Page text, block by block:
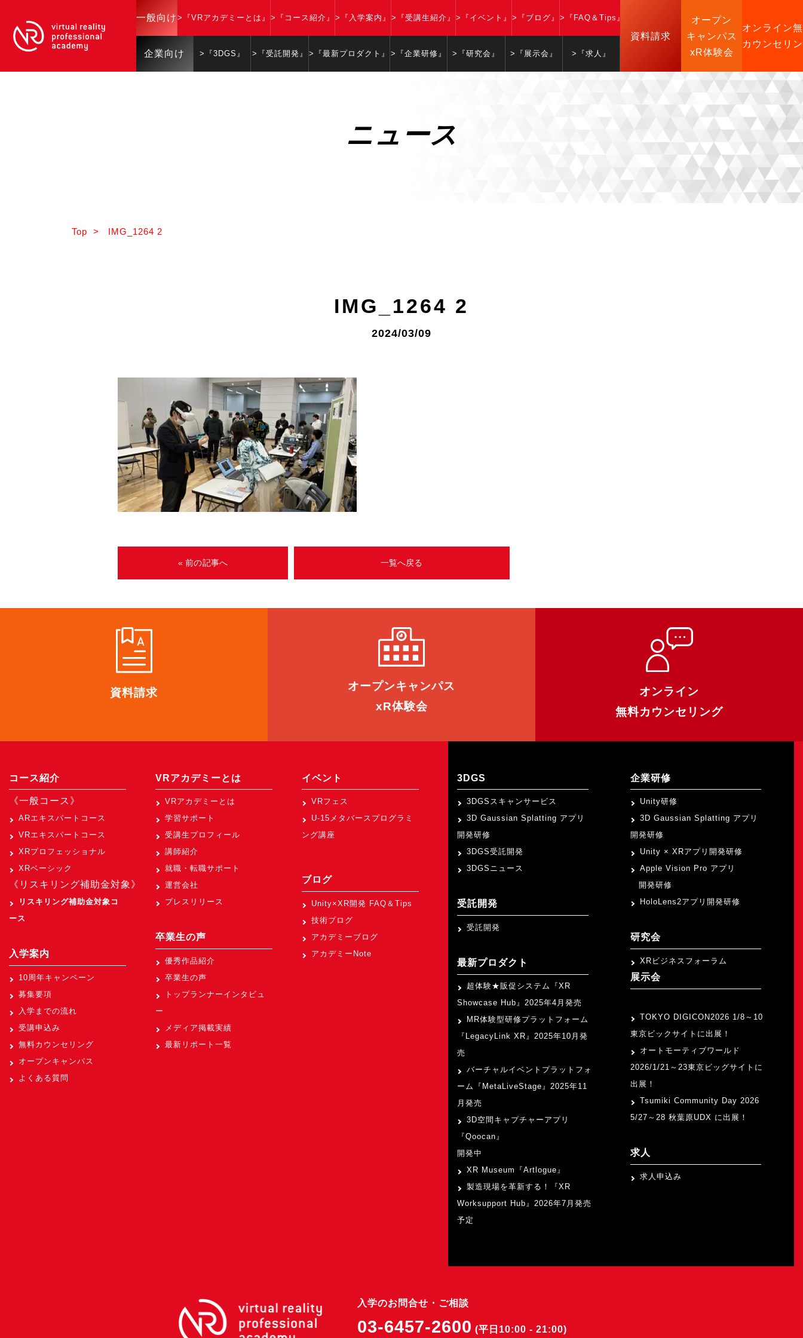
一般向け >『VRアカデミーとは』 >『コース紹介』 >『入学案内』 >『受講生紹介』 >『イベント』 >『ブログ』 >『FAQ＆Tips』
企業向け >『3DGS』 >『受託開発』 >『最新プロダクト』 >『企業研修』 >『研究会』 >『展示会』 >『求人』
資料請求
オープン
キャンパス
xR体験会
オンライン
カウンセリ
ニュース
Top > IMG_1264 2
IMG_1264 2
2024/03/09
« 前の記事へ 一覧へ戻る
資料請求 オープンキャンパス
xR体験会
オンライン
無料カウンセリング
コース紹介
《一般コース》
ARエキスパートコース
VRエキスパートコース
XRプロフェッショナル
XRベーシック
《リスキリング補助金対象》
リスキリング補助金対象コ
ース
入学案内
10周年キャンペーン
募集要項
入学までの流れ
受講申込み
無料カウンセリング
オープンキャンパス
よくある質問
VRアカデミーとは
VRアカデミーとは
学習サポート
受講生プロフィール
講師紹介
就職・転職サポート
運営会社
プレスリリース
卒業生の声
優秀作品紹介
卒業生の声
トップランナーインタビュ
ー
メディア掲載実績
最新リポート一覧
イベント
VRフェス
U-15メタバースプログラミ
ング講座
ブログ
Unity×XR開発 FAQ＆Tips
技術ブログ
アカデミーブログ
アカデミーNote
3DGS
3DGSスキャンサービス
3D Gaussian Splatting アプリ
開発研修
3DGS受託開発
3DGSニュース
受託開発
受託開発
最新プロダクト
超体験★販促システム『XR
Showcase Hub』2025年4月発売
MR体験型研修プラットフォーム
『LegacyLink XR』2025年10月発
売
バーチャルイベントプラットフォ
ーム『MetaLiveStage』2025年11
月発売
3D空間キャプチャーアプリ
『Qoocan』
開発中
XR Museum『Artlogue』
製造現場を革新する！『XR
Worksupport Hub』2026年7月発売
予定
企業研修
Unity研修
3D Gaussian Splatting アプリ
開発研修
Unity × XRアプリ開発研修
Apple Vision Pro アプリ
開発研修
HoloLens2アプリ開発研修
研究会
XRビジネスフォーラム
展示会
TOKYO DIGICON2026 1/8～10
東京ビックサイトに出展！
オートモーティブワールド
2026/1/21～23東京ビッグサイトに
出展！
Tsumiki Community Day 2026
5/27～28 秋葉原UDX に出展！
求人
求人申込み
入学のお問合せ・ご相談
03-6457-2600 (平日10:00 - 21:00)